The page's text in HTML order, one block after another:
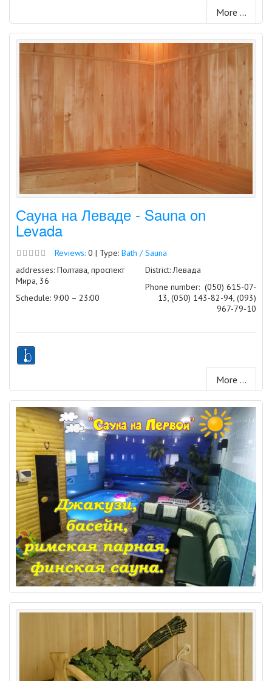
More ...
Сауна на Леваде - Sauna on
Levada
Reviews: 0 | Type: Bath / Sauna
addresses: Полтава, проспект
Мира, 36
Schedule: 9:00 – 23:00
District: Левада
Phone number: (050) 615-07-
13, (050) 143-82-94, (093)
967-79-10
More ...